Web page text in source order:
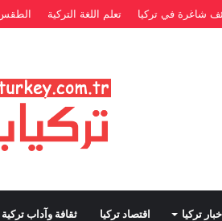
شاغرة في تركيا تعلم اللغة التركية الطقس
تركيا اقتصاد تركيا ثقافة وآداب تركية